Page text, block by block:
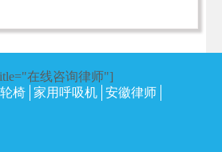
在线咨询律师"]
轮椅 家用呼吸机 安徽律师